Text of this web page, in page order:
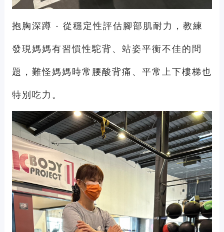
抱胸深蹲 - 從穩定性評估腳部肌耐力，教練
發現媽媽有習慣性駝背、站姿平衡不佳的問
題，難怪媽媽時常腰酸背痛、平常上下樓梯也
特別吃力。